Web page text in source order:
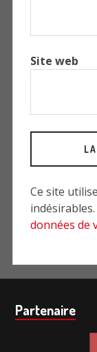
Site web
Ce site
indésirables.
données de
Barre
Partenaire